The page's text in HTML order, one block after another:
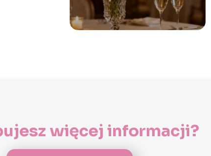
więcej informacji?